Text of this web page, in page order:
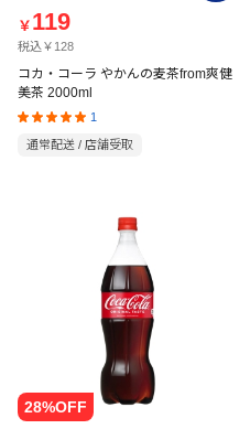
￥ 119
税込￥128
コカ・コーラ やかんの麦茶from爽健
美茶 2000ml
1
通常配送 / 店舗受取